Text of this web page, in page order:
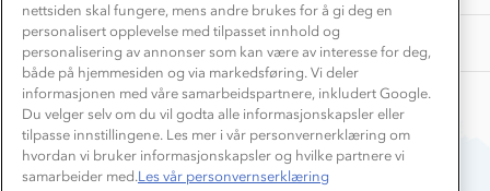
AKTIVITETER
Tips til hyttetur
nettsiden skal fungere, mens andre brukes for å gi deg en
personalisert opplevelse med tilpasset innhold og
personalisering av annonser som kan være av interesse for deg,
både på hjemmesiden og via markedsføring. Vi deler
informasjonen med våre samarbeidspartnere, inkludert Google.
Du velger selv om du vil godta alle informasjonskapsler eller
tilpasse innstillingene. Les mer i vår personvernerklæring om
hvordan vi bruker informasjonskapsler og hvilke partnere vi
samarbeider med.Les vår personvernserklæring